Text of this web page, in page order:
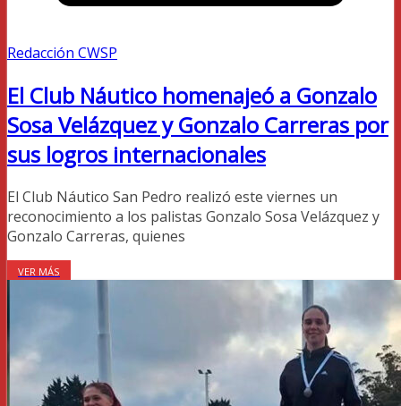
Redacción CWSP
El Club Náutico homenajeó a Gonzalo
Sosa Velázquez y Gonzalo Carreras por
sus logros internacionales
El Club Náutico San Pedro realizó este viernes un
reconocimiento a los palistas Gonzalo Sosa Velázquez y
Gonzalo Carreras, quienes